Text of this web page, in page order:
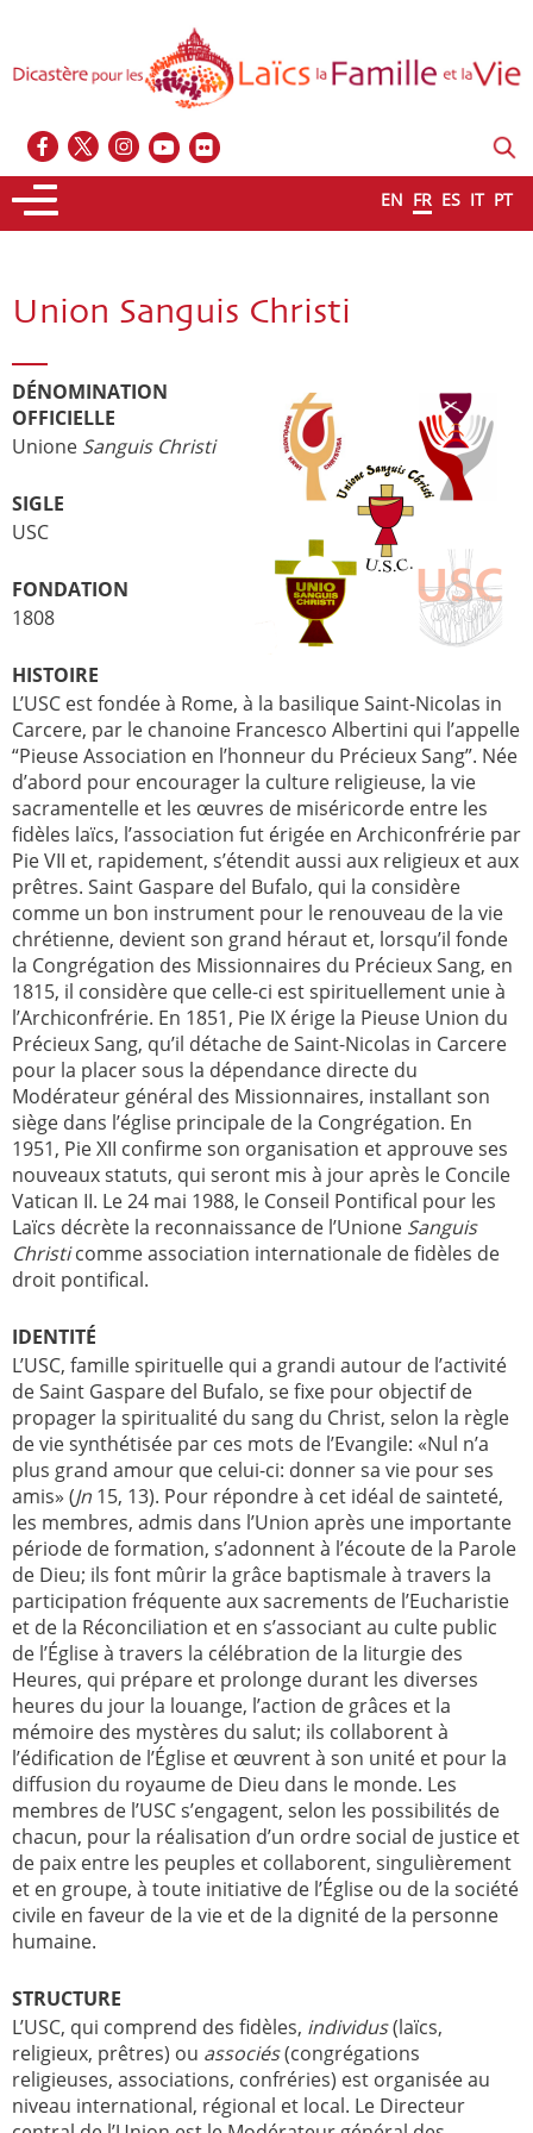
EN FR ES IT PT
Union Sanguis Christi
DÉNOMINATION
OFFICIELLE
Unione Sanguis Christi
SIGLE
USC
FONDATION
1808
HISTOIRE
L’USC est fondée à Rome, à la basilique Saint-Nicolas in
Carcere, par le chanoine Francesco Albertini qui l’appelle
“Pieuse Association en l’honneur du Précieux Sang”. Née
d’abord pour encourager la culture religieuse, la vie
sacramentelle et les œuvres de miséricorde entre les
fidèles laïcs, l’association fut érigée en Archiconfrérie par
Pie VII et, rapidement, s’étendit aussi aux religieux et aux
prêtres. Saint Gaspare del Bufalo, qui la considère
comme un bon instrument pour le renouveau de la vie
chrétienne, devient son grand héraut et, lorsqu’il fonde
la Congrégation des Missionnaires du Précieux Sang, en
1815, il considère que celle-ci est spirituellement unie à
l’Archiconfrérie. En 1851, Pie IX érige la Pieuse Union du
Précieux Sang, qu’il détache de Saint-Nicolas in Carcere
pour la placer sous la dépendance directe du
Modérateur général des Missionnaires, installant son
siège dans l’église principale de la Congrégation. En
1951, Pie XII confirme son organisation et approuve ses
nouveaux statuts, qui seront mis à jour après le Concile
Vatican II. Le 24 mai 1988, le Conseil Pontifical pour les
Laïcs décrète la reconnaissance de l’Unione Sanguis
Christicomme association internationale de fidèles de
droit pontifical.
IDENTITÉ
L’USC, famille spirituelle qui a grandi autour de l’activité
de Saint Gaspare del Bufalo, se fixe pour objectif de
propager la spiritualité du sang du Christ, selon la règle
de vie synthétisée par ces mots de l’Evangile: «Nul n’a
plus grand amour que celui-ci: donner sa vie pour ses
amis» (Jn 15, 13). Pour répondre à cet idéal de sainteté,
les membres, admis dans l’Union après une importante
période de formation, s’adonnent à l’écoute de la Parole
de Dieu; ils font mûrir la grâce baptismale à travers la
participation fréquente aux sacrements de l’Eucharistie
et de la Réconciliation et en s’associant au culte public
de l’Église à travers la célébration de la liturgie des
Heures, qui prépare et prolonge durant les diverses
heures du jour la louange, l’action de grâces et la
mémoire des mystères du salut; ils collaborent à
l’édification de l’Église et œuvrent à son unité et pour la
diffusion du royaume de Dieu dans le monde. Les
membres de l’USC s’engagent, selon les possibilités de
chacun, pour la réalisation d’un ordre social de justice et
de paix entre les peuples et collaborent, singulièrement
et en groupe, à toute initiative de l’Église ou de la société
civile en faveur de la vie et de la dignité de la personne
humaine.
STRUCTURE
L’USC, qui comprend des fidèles, individus(laïcs,
religieux, prêtres) ou associés(congrégations
religieuses, associations, confréries) est organisée au
niveau international, régional et local. Le Directeur